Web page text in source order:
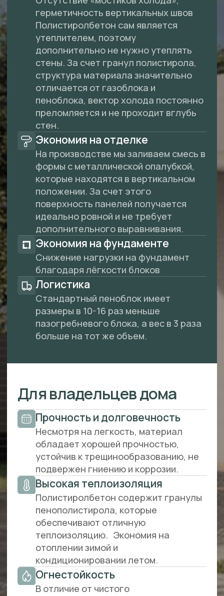
Наше предложение
Девелоперам и
застройщикам
Концепция предварительного
производства переносит
многочисленные этапы работы на Завод
ИнтелСтрой.
высокоточные сборные железобетонные
меньшее время вы установите стены в
здании или квартире и создадите больше
зданий высокого качества.
ОСТАВИТЬ ЗАЯВКУ
Инвесторам
Наша система позволит вам получить
доход от аренды или продажи гораздо
раньше. Монтаж внутренних стен из
наших блоков занимает в 6 раз меньше
времени, чем из стандартных
пеноблоков.